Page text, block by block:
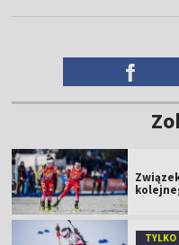
TYLKO